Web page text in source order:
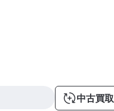
中古買取